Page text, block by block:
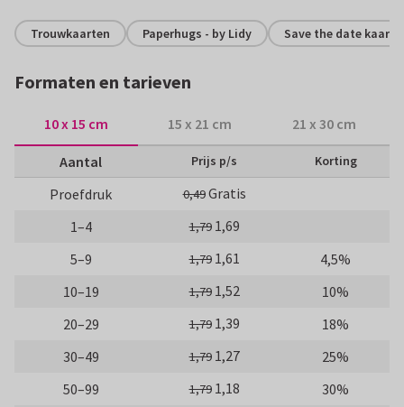
Trouwkaarten Paperhugs - by Lidy Save the date
Formaten en tarieven
10 x 15 cm 15 x 21 cm 21 x 30 cm
Aantal Prijs p/s Korting
Proefdruk 0,49Gratis
1–4
1,79 1,69
5–9
1,79 1,61
4,5%
10–19
1,79 1,52
10%
20–29
1,79 1,39
18%
30–49
1,79 1,27
25%
50–99
1,79 1,18
30%